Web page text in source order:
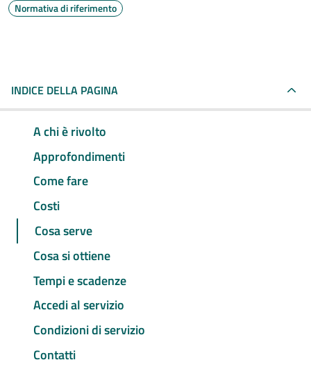
Normativa di riferimento
INDICE DELLA PAGINA
A chi è rivolto
Approfondimenti
Come fare
Costi
Cosa serve
Cosa si ottiene
Tempi e scadenze
Accedi al servizio
Condizioni di servizio
Contatti